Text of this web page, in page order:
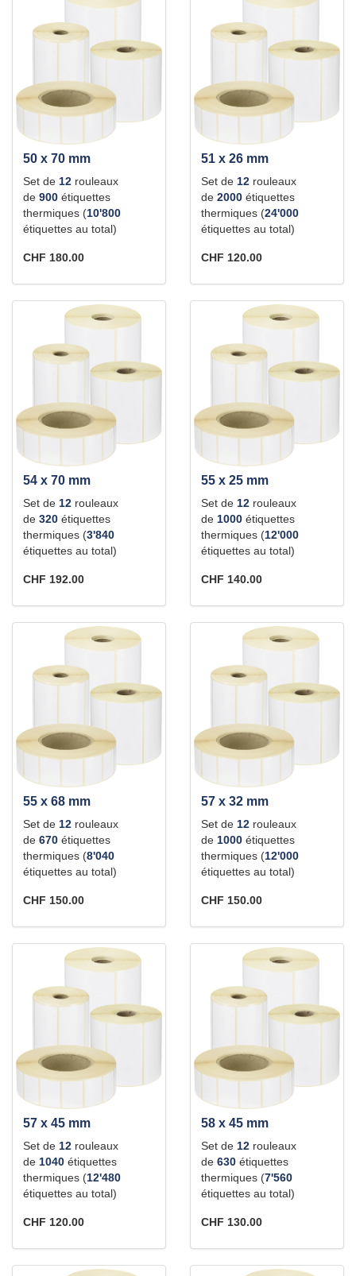
50 x 70 mm
Set de 12 rouleaux
de 900 étiquettes
thermiques (10'800
étiquettes au total)
CHF 180.00
51 x 26 mm
Set de 12 rouleaux
de 2000 étiquettes
thermiques (24'000
étiquettes au total)
CHF 120.00
54 x 70 mm
Set de 12 rouleaux
de 320 étiquettes
thermiques (3'840
étiquettes au total)
CHF 192.00
55 x 25 mm
Set de 12 rouleaux
de 1000 étiquettes
thermiques (12'000
étiquettes au total)
CHF 140.00
55 x 68 mm
Set de 12 rouleaux
de 670 étiquettes
thermiques (8'040
étiquettes au total)
CHF 150.00
57 x 32 mm
Set de 12 rouleaux
de 1000 étiquettes
thermiques (12'000
étiquettes au total)
CHF 150.00
57 x 45 mm
Set de 12 rouleaux
de 1040 étiquettes
thermiques (12'480
étiquettes au total)
CHF 120.00
58 x 45 mm
Set de 12 rouleaux
de 630 étiquettes
thermiques (7'560
étiquettes au total)
CHF 130.00